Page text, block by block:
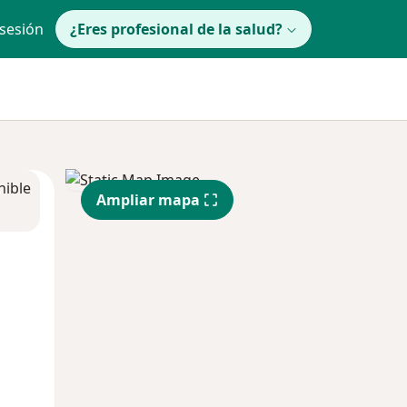
¿Eres profesional de la salud?
Ampliar mapa